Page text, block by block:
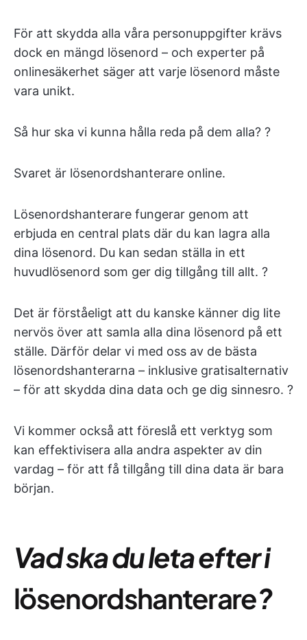
För att skydda alla våra personuppgifter krävs
dock en mängd lösenord – och experter på
onlinesäkerhet säger att varje lösenord måste
vara unikt.
Så hur ska vi kunna hålla reda på dem alla? ?
Svaret är lösenordshanterare online.
Lösenordshanterare fungerar genom att
erbjuda en central plats där du kan lagra alla
dina lösenord. Du kan sedan ställa in ett
huvudlösenord som ger dig tillgång till allt. ?
Det är förståeligt att du kanske känner dig lite
nervös över att samla alla dina lösenord på ett
ställe. Därför delar vi med oss av de bästa
lösenordshanterarna – inklusive gratisalternativ
– för att skydda dina data och ge dig sinnesro. ?
Vi kommer också att föreslå ett verktyg som
kan effektivisera alla andra aspekter av din
vardag – för att få tillgång till dina data är bara
början.
Vad ska du leta efter i
lösenordshanterare?